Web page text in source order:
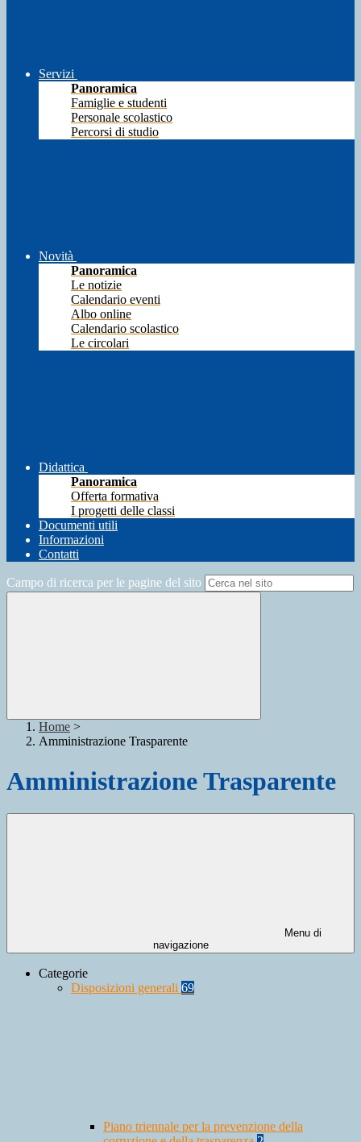
Servizi
Panoramica
Famiglie e studenti
Personale scolastico
Percorsi di studio
Novità
Panoramica
Le notizie
Calendario eventi
Albo online
Calendario scolastico
Le circolari
Didattica
Panoramica
Offerta formativa
I progetti delle classi
Documenti utili
Informazioni
Contatti
Campo di ricerca per le pagine del sito
Home >
Amministrazione Trasparente
Amministrazione Trasparente
Menu di
navigazione
Categorie
Disposizioni generali 69
Piano triennale per la prevenzione della